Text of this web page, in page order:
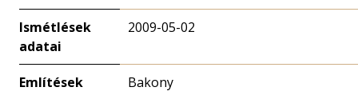
Ismétlések
adatai
2009-05-02
Említések Bakony